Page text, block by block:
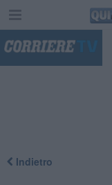
Indietro